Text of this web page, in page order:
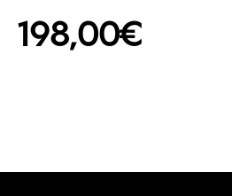
198,00€